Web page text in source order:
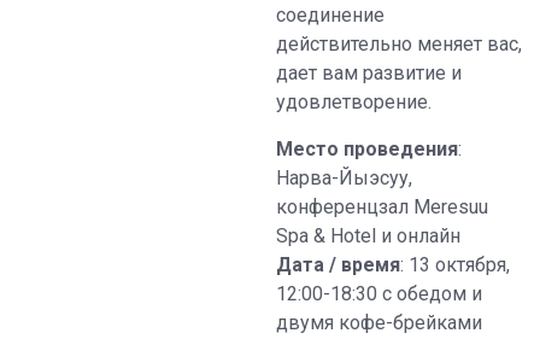
соединение
действительно меняет вас,
дает вам развитие и
удовлетворение.
Место проведения:
Нарва-Йыэсуу,
конференцзал Meresuu
Spa & Hotel и онлайн
Дата / время: 13 октября,
12:00-18:30 с обедом и
двумя кофе-брейками